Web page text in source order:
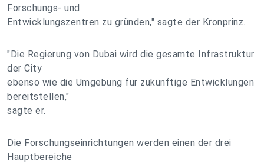
Forschungs- und
Entwicklungszentren zu gründen," sagte der Kronprinz.
"Die Regierung von Dubai wird die gesamte Infrastruktur
der City
ebenso wie die Umgebung für zukünftige Entwicklungen
bereitstellen,"
sagte er.
Die Forschungseinrichtungen werden einen der drei
Hauptbereiche